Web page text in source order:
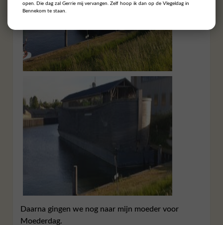
Daarna gingen we nog naar mijn moeder voor
Moederdag.
open. Die dag zal Gerrie mij vervangen. Zelf hoop ik dan op de Vlegeldag in
Bennekom te staan.